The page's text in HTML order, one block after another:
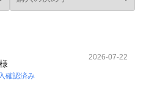
確認済み
2026-07-22